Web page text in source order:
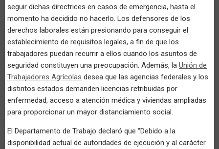
seguir dichas directrices en casos de emergencia, hasta el
momento ha decidido no hacerlo. Los defensores de los
derechos laborales están presionando para conseguir el
establecimiento de requisitos legales, a fin de que los
trabajadores puedan recurrir a ellos cuando los asuntos de
seguridad constituyen una preocupación. Además, la Unión de
Trabajadores Agrícolas desea que las agencias federales y los
distintos estados demanden licencias retribuidas por
enfermedad, acceso a atención médica y viviendas ampliadas
para proporcionar un mayor distanciamiento social.
El Departamento de Trabajo declaró que “Debido a la
disponibilidad actual de autoridades de ejecución y al carácter